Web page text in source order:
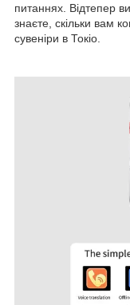
питаннях. Відтепер
знаєте, скільки вам
сувеніри в Токіо.